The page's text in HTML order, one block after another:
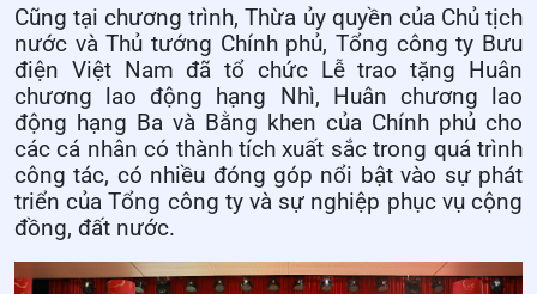
Cũng tại chương trình, Thừa ủy quyền của Chủ tịch
nước và Thủ tướng Chính phủ, Tổng công ty Bưu
điện Việt Nam đã tổ chức Lễ trao tặng Huân
chương lao động hạng Nhì, Huân chương lao
động hạng Ba và Bằng khen của Chính phủ cho
các cá nhân có thành tích xuất sắc trong quá trình
công tác, có nhiều đóng góp nổi bật vào sự phát
triển của Tổng công ty và sự nghiệp phục vụ cộng
đồng, đất nước.